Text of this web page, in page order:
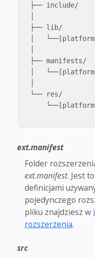
├── include/
├── lib/
│
├── manifests/
│
└── res/
ext.manifest
Folder
ext.manifest. Jest
definicjami
pojedynczego
pliku znajdziesz w
rozszerzenia.
src